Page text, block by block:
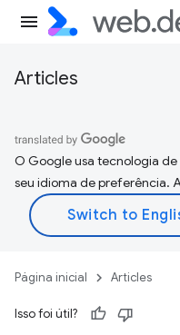
Articles
O Google usa tecnologia
seu idioma de preferência.
Página inicial Articles
Isso foi útil?